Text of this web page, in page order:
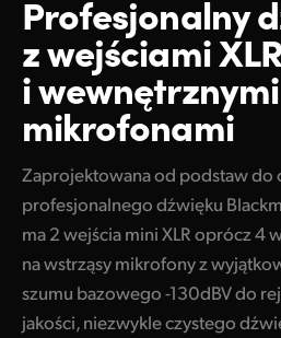
Profesjonalny
z wejściami
i wewnętrznymi
mikrofonami
Zaprojektowana od podstaw do
profesjonalnego dźwięku
ma 2 wejścia mini XLR oprócz
na wstrząsy mikrofony z
szumu bazowego -130dBV do
jakości, niezwykle czystego